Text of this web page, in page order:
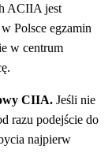
ACIIA jest
Polsce egzamin
w centrum
CIIA. Jeśli nie
razu podejście do
najpierw